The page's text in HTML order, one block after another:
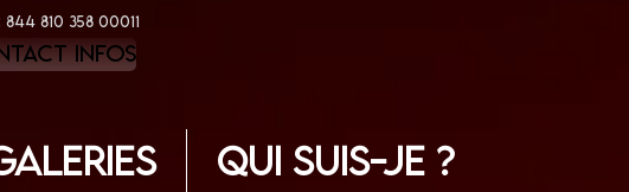
810 358 00011
infos
Qui suis-je ?